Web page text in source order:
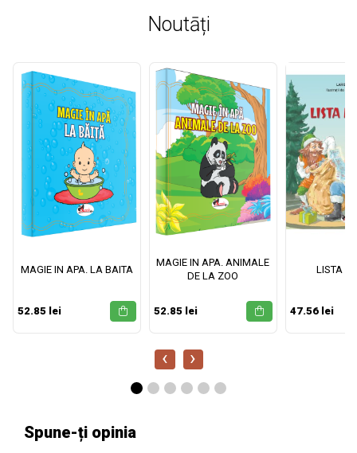
Noutāți
MAGIE IN APA. LA BAITA
52.85 lei
MAGIE IN APA. ANIMALE
DE LA ZOO
52.85 lei
LISTA
47.56 lei
‹ ›
Spune-ți opinia